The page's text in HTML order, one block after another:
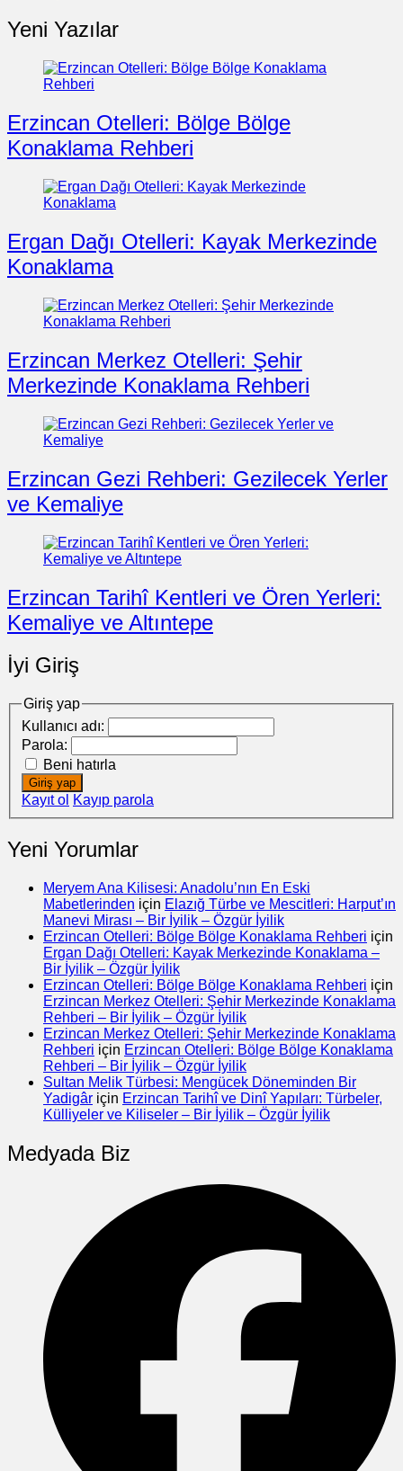
Yeni Yazılar
Erzincan Otelleri: Bölge Bölge
Konaklama Rehberi
Ergan Dağı Otelleri: Kayak Merkezinde
Konaklama
Erzincan Merkez Otelleri: Şehir
Merkezinde Konaklama Rehberi
Erzincan Gezi Rehberi: Gezilecek Yerler
ve Kemaliye
Erzincan Tarihî Kentleri ve Ören Yerleri:
Kemaliye ve Altıntepe
İyi Giriş
Giriş yap
Kullanıcı adı:
Parola:
Beni hatırla
Giriş yap
Kayıt ol Kayıp parola
Yeni Yorumlar
Meryem Ana Kilisesi: Anadolu’nın En Eski
Mabetlerinden için Elazığ Türbe ve Mescitleri: Harput’ın
Manevi Mirası – Bir İyilik – Özgür İyilik
Erzincan Otelleri: Bölge Bölge Konaklama Rehberi için
Ergan Dağı Otelleri: Kayak Merkezinde Konaklama –
Bir İyilik – Özgür İyilik
Erzincan Otelleri: Bölge Bölge Konaklama Rehberi için
Erzincan Merkez Otelleri: Şehir Merkezinde Konaklama
Rehberi – Bir İyilik – Özgür İyilik
Erzincan Merkez Otelleri: Şehir Merkezinde Konaklama
Rehberi için Erzincan Otelleri: Bölge Bölge Konaklama
Rehberi – Bir İyilik – Özgür İyilik
Sultan Melik Türbesi: Mengücek Döneminden Bir
Yadigâr için Erzincan Tarihî ve Dinî Yapıları: Türbeler,
Külliyeler ve Kiliseler – Bir İyilik – Özgür İyilik
Medyada Biz